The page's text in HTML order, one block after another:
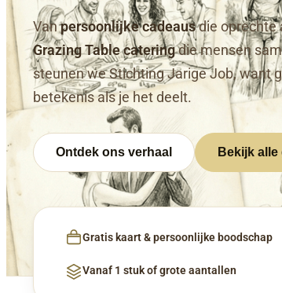
Vanpersoonlijke cadeausdie oprechte
Grazing Table cateringdie mensen
steunen we Stichting Jarige Job, want
betekenis als je het deelt.
Ontdek ons verhaal Bekijk
Gratis kaart & persoonlijke boodschap
Vanaf 1 stuk of grote aantallen